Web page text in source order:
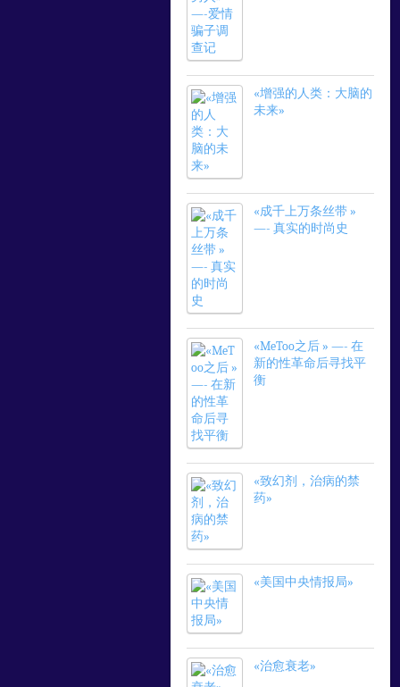
«增强的人类：大脑的
未来»
«成千上万条丝带 »
—- 真实的时尚史
«MeToo之后 » —- 在
新的性革命后寻找平
衡
«致幻剂，治病的禁
药»
«美国中央情报局»
«治愈衰老»